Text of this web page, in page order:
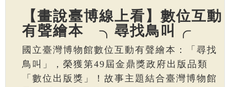
【畫說臺博線上看】數位互動
有聲繪本 ╮尋找鳥叫╭
國立臺灣博物館數位互動有聲繪本：「尋找
鳥叫」，榮獲第49屆金鼎獎政府出版品類
「數位出版獎」！故事主題結合臺灣博物館